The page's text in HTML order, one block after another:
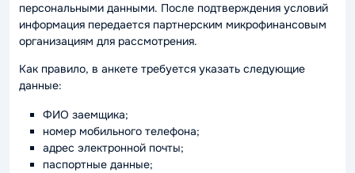
персональными данными. После подтверждения условий
информация передается партнерским микрофинансовым
организациям для рассмотрения.
Как правило, в анкете требуется указать следующие
данные:
ФИО заемщика;
номер мобильного телефона;
адрес электронной почты;
паспортные данные;